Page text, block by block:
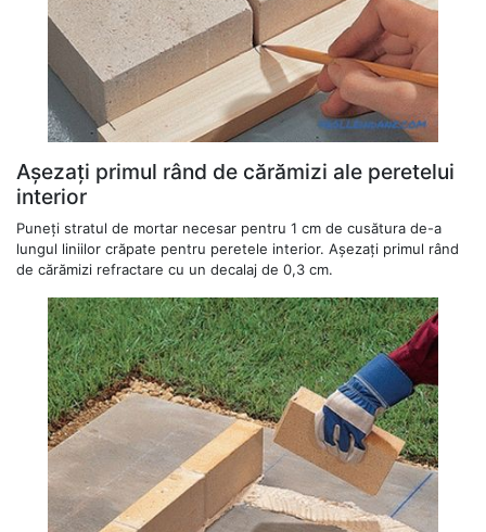
Așezați primul rând de cărămizi ale peretelui
interior
Puneți stratul de mortar necesar pentru 1 cm de cusătura de-a
lungul liniilor crăpate pentru peretele interior. Așezați primul rând
de cărămizi refractare cu un decalaj de 0,3 cm.